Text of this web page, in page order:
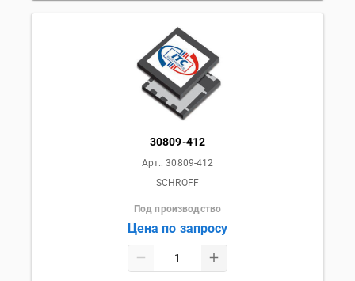
30809-412
Арт.:30809-412
SCHROFF
Под производство
Цена по запросу